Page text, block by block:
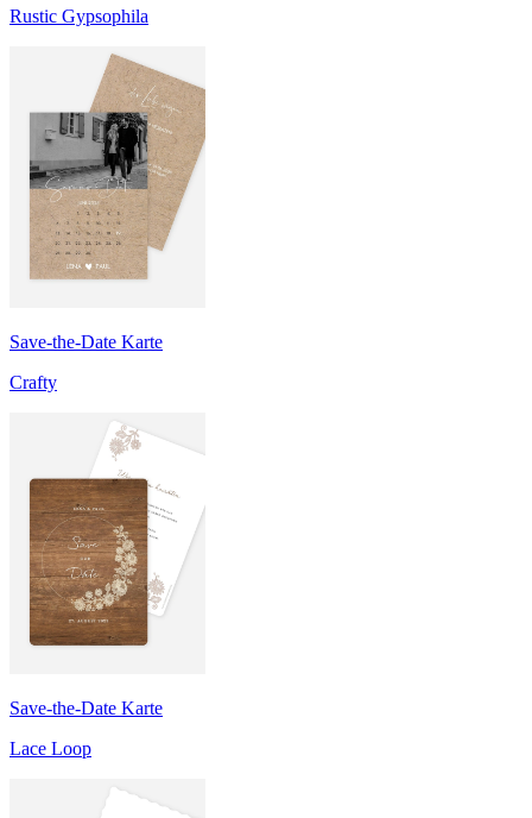
Rustic Gypsophila
Save-the-Date Karte
Crafty
Save-the-Date Karte
Lace Loop